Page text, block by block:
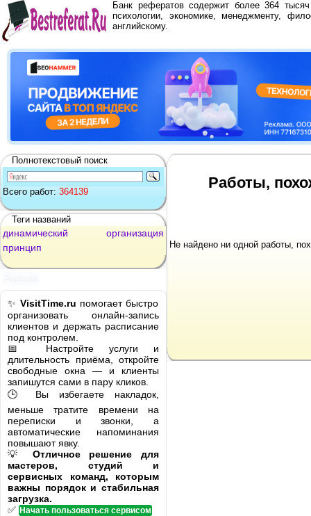
Банк рефератов содержит более 364
психологии, экономике, менеджменту,
английскому.
Полнотекстовый поиск
Всего работ: 364139
Теги названий
динамический
организация
принцип
✨ VisitTime.ru помогает быстро
организовать онлайн-запись
клиентов и держать расписание
под контролем.
📅 Настройте услуги и
длительность приёма, откройте
свободные окна — и клиенты
запишутся сами в пару кликов.
🕒 Вы избегаете накладок,
меньше тратите времени на
переписки и звонки, а
автоматические напоминания
повышают явку.
💡 Отличное решение для
мастеров, студий и
сервисных команд, которым
важны порядок и стабильная
загрузка.
✅ Начать пользоваться сервисом
Работы,
Не найдено ни одной работы,